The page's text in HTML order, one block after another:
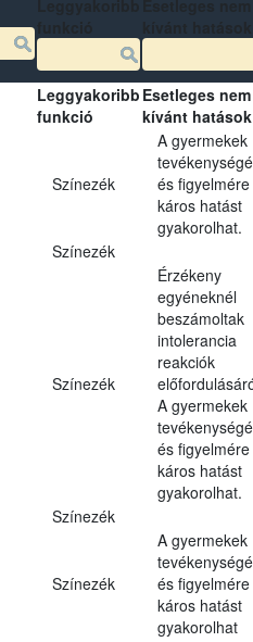
Leggyakoribb
funkció
Esetleges nem
kívánt hatások
Színezék
A gyermekek
és figyelmére
káros hatást
gyakorolhat.
Színezék
Színezék
Érzékeny
egyéneknél
beszámoltak
intolerancia
reakciók
A gyermekek
és figyelmére
káros hatást
gyakorolhat.
Színezék
Színezék
A gyermekek
és figyelmére
káros hatást
gyakorolhat